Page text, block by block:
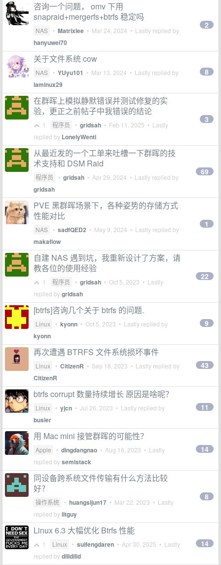
咨询一个问题， omv 下用
snapraid+mergerfs+btrfs 稳定吗
NAS • Matrixlee • Mar 24, 2024 • Lastly replied by
hanyuwei70
2
关于文件系统 cow
NAS • YUyu101 • Mar 13, 2024 • Lastly replied by
laminux29
8
在群晖上模拟静默错误并测试修复的实
验，更正之前帖子中我错误的结论
1 程序员 • gridsah • Feb 11, 2025 • Lastly
replied by LonelyWenti
3
从最近发的一个工单来吐槽一下群晖的技
术支持和 DSM Raid
程序员 • gridsah • Apr 29, 2024 • Lastly replied by
gridsah
69
PVE 黑群晖场景下，各种姿势的存储方式
性能对比
NAS • sadfQED2 • May 9, 2024 • Lastly replied by
makaflow
1
自建 NAS 遇到坑，我重新设计了方案，请
教各位的使用经验
1 程序员 • gridsah • Oct 5, 2023 • Lastly
replied bygridsah
22
[btrfs]咨询几个关于 btrfs 的问题.
Linux • kyonn • Oct 5, 2023 • Lastly replied by
kyonn
9
再次遭遇 BTRFS 文件系统损坏事件
Linux • CitizenR • Sep 18, 2023 • Lastly replied by
CitizenR
43
btrfs corrupt 数量持续增长 原因是啥呢？
Linux • yjcn • Jul 26, 2023 • Lastly replied by
busier
11
用 Mac mini 接管群晖的可能性？
Apple • dingdangnao • Aug 16, 2023 • Lastly
replied bysemistack
14
同设备跨系统文件传输有什么方法比较
好？
操作系统 • huangsijun17 • Mar 22, 2023 • Lastly
replied bylitguy
8
Linux 6.3 大幅优化 Btrfs 性能
1 Linux • suifengdaren • Apr 30, 2025 • Lastly
replied bydilidilid
14